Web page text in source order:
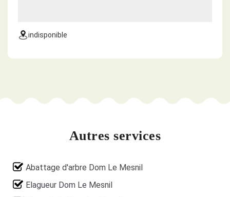
indisponible
Autres services
Abattage d'arbre Dom Le Mesnil
Elagueur Dom Le Mesnil